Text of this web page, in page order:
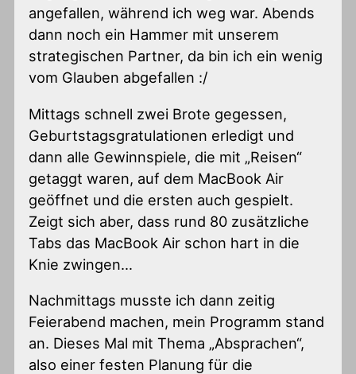
angefallen, während ich weg war. Abends
dann noch ein Hammer mit unserem
strategischen Partner, da bin ich ein wenig
vom Glauben abgefallen :/
Mittags schnell zwei Brote gegessen,
Geburtstagsgratulationen erledigt und
dann alle Gewinnspiele, die mit „Reisen“
getaggt waren, auf dem MacBook Air
geöffnet und die ersten auch gespielt.
Zeigt sich aber, dass rund 80 zusätzliche
Tabs das MacBook Air schon hart in die
Knie zwingen…
Nachmittags musste ich dann zeitig
Feierabend machen, mein Programm stand
an. Dieses Mal mit Thema „Absprachen“,
also einer festen Planung für die